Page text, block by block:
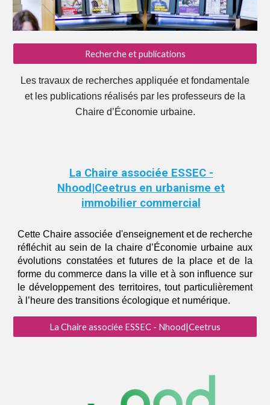
Recherche et publications
Les travaux de recherches appliquée et fondamentale
et les publications réalisés par les professeurs de la
Chaire d’Économie urbaine.
La Chaire associée ESSEC -
Nhood|Ceetrus en urbanisme et
immobilier commercial
Cette Chaire associée d'enseignement et de recherche
réfléchit au sein de la chaire d’Économie urbaine aux
évolutions constatées et futures de la p lace et de la
forme du commerce dans la ville et à son influence sur
le développement des territoires, tout particulièrement
à l’heure des transitions écologique et numérique.
La Chaire associée ESSEC - Nhood|Ceetrus